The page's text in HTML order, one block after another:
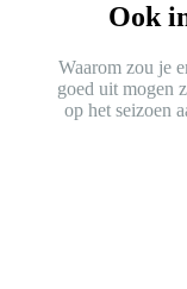
Ook
Waarom zou je
goed uit mogen
op het seizoen